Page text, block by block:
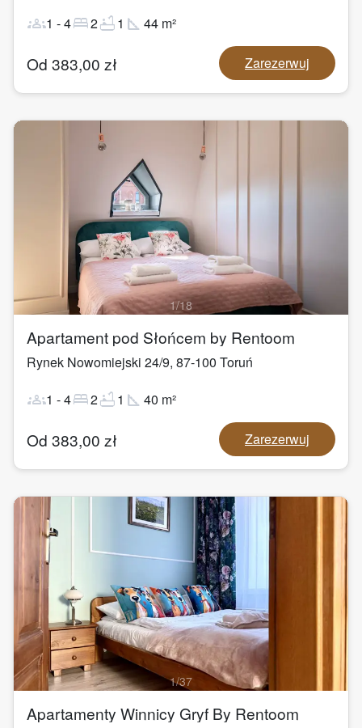
groups1 -4bed2bathtub1 square_foot 44 m²
Od 383,00 zł Zarezerwuj
1/18
Apartament pod Słońcem by Rentoom
Rynek Nowomiejski 24/9, 87-100 Toruń
groups1 -4bed2bathtub1 square_foot 40 m²
Od 383,00 zł Zarezerwuj
1/37
Apartamenty Winnicy Gryf By Rentoom